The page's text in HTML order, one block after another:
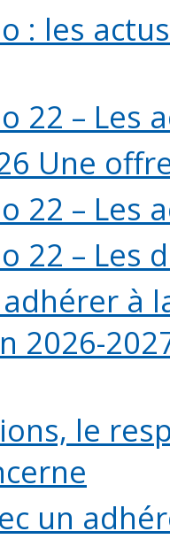
: les
22 – Les
Une
22 –
22 – Les
à
2026-
le
un